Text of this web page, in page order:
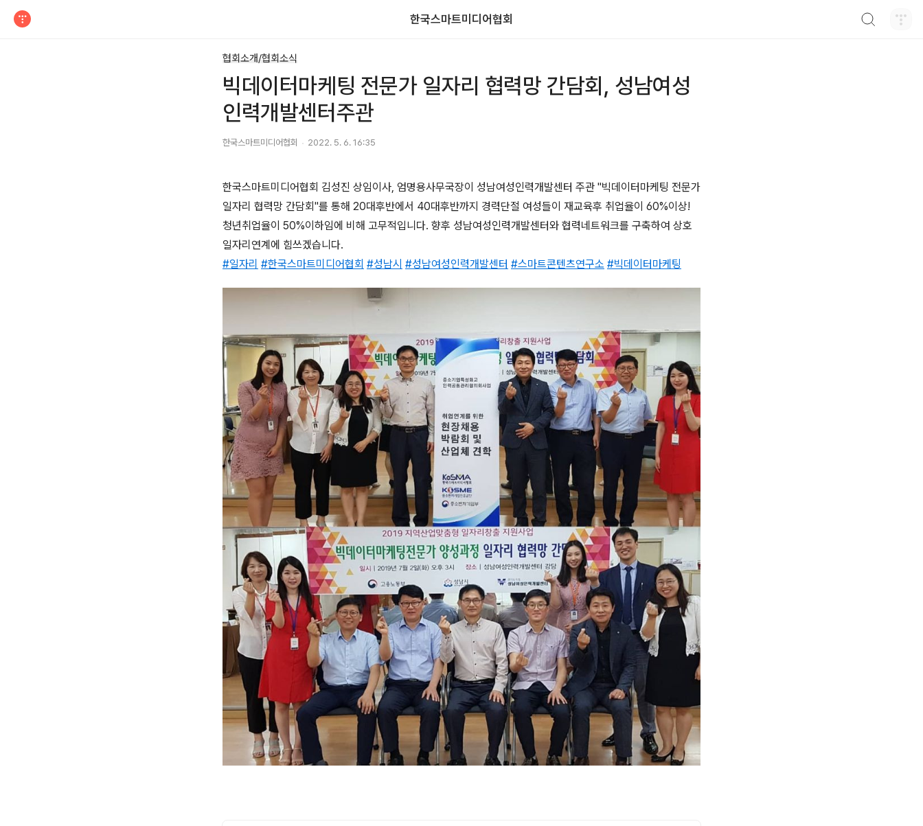
한국스마트미디어협회
협회소개/협회소식
빅데이터마케팅 전문가 일자리 협력망 간담회, 성남여성
인력개발센터주관
한국스마트미디어협회 2022. 5. 6. 16:35
한국스마트미디어협회 김성진 상임이사, 엄명용사무국장이 성남여성인력개발센터 주관 "빅데이터마케팅 전문가
일자리 협력망 간담회"를 통해 20대후반에서 40대후반까지 경력단절 여성들이 재교육후 취업율이 60%이상!
청년취업율이 50%이하임에 비해 고무적입니다. 향후 성남여성인력개발센터와 협력네트워크를 구축하여 상호
일자리연계에 힘쓰겠습니다.
#일자리 #한국스마트미디어협회 #성남시 #성남여성인력개발센터 #스마트콘텐츠연구소 #빅데이터마케팅